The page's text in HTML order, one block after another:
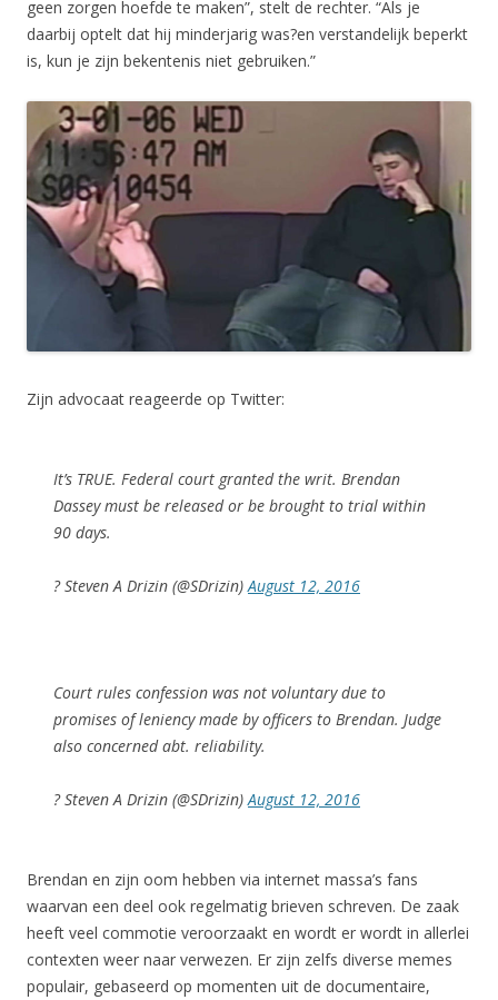
geen zorgen hoefde te maken”, stelt de rechter. “Als je
daarbij optelt dat hij minderjarig was?en verstandelijk beperkt
is, kun je zijn bekentenis niet gebruiken.”
Zijn advocaat reageerde op Twitter:
It’s TRUE. Federal court granted the writ. Brendan
Dassey must be released or be brought to trial within
90 days.
? Steven A Drizin (@SDrizin) August 12, 2016
Court rules confession was not voluntary due to
promises of leniency made by officers to Brendan. Judge
also concerned abt. reliability.
? Steven A Drizin (@SDrizin) August 12, 2016
Brendan en zijn oom hebben via internet massa’s fans
waarvan een deel ook regelmatig brieven schreven. De zaak
heeft veel commotie veroorzaakt en wordt er wordt in allerlei
contexten weer naar verwezen. Er zijn zelfs diverse memes
populair, gebaseerd op momenten uit de documentaire,